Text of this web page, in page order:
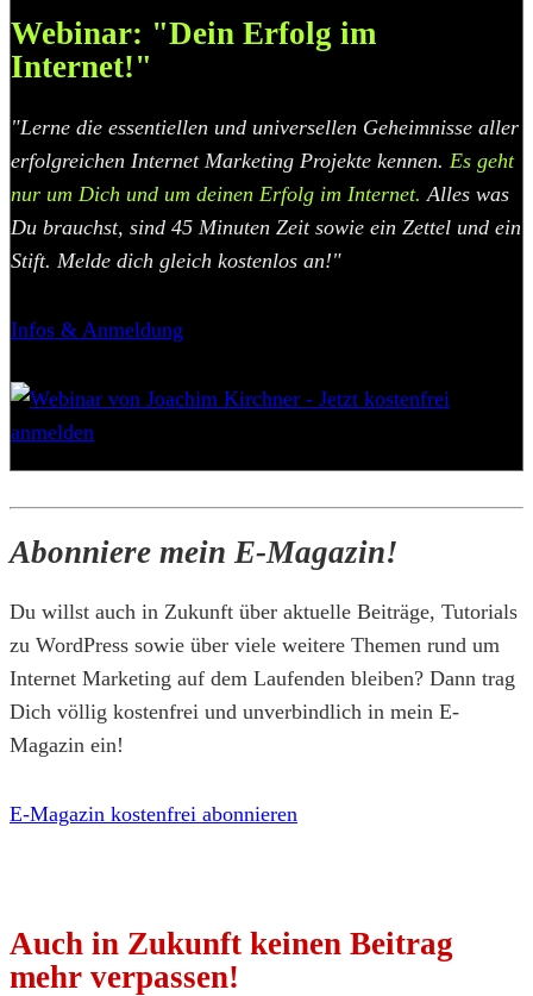
Webinar: "Dein Erfolg im
Internet!"
"Lerne die essentiellen und universellen Geheimnisse aller
erfolgreichen Internet Marketing Projekte kennen. Es geht
nur um Dich und um deinen Erfolg im Internet. Alles was
Du brauchst, sind 45 Minuten Zeit sowie ein Zettel und ein
Stift. Melde dich gleich kostenlos an!"
Infos & Anmeldung
Abonniere mein E-Magazin!
Du willst auch in Zukunft über aktuelle Beiträge, Tutorials
zu WordPress sowie über viele weitere Themen rund um
Internet Marketing auf dem Laufenden bleiben? Dann trag
Dich völlig kostenfrei und unverbindlich in mein E-
Magazin ein!
E-Magazin kostenfrei abonnieren
Auch in Zukunft keinen Beitrag
mehr verpassen!